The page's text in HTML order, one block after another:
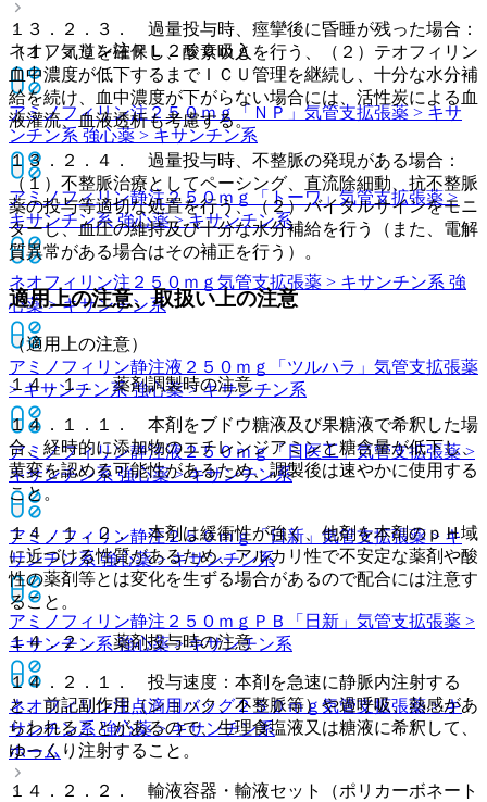
ネオフィリン注ＰＬ２５０ｍｇ
アミノフィリン注２５０ｍｇ「ＮＰ」気管支拡張薬 > キサ
ンチン系 強心薬 > キサンチン系
アミノフィリン静注２５０ｍｇ「トーワ」気管支拡張薬 >
キサンチン系 強心薬 > キサンチン系
ネオフィリン注２５０ｍｇ 気管支拡張薬 > キサンチン系 強
心薬 > キサンチン系
アミノフィリン静注液２５０ｍｇ「ツルハラ」 気管支拡張薬
> キサンチン系 強心薬 > キサンチン系
アミノフィリン静注液２５０ｍｇ「日医工」気管支拡張薬 >
キサンチン系 強心薬 > キサンチン系
アミノフィリン静注２５０ｍｇ「日新」 気管支拡張薬 > キ
サンチン系 強心薬 > キサンチン系
アミノフィリン静注２５０ｍｇＰＢ「日新」 気管支拡張薬 >
キサンチン系 強心薬 > キサンチン系
ネオフィリン注点滴用バッグ２５０ｍｇ 気管支拡張薬 > キ
サンチン系 強心薬 > キサンチン系
ホーム
１３．２．３． 過量投与時、痙攣後に昏睡が残った場合：
（１）気道を確保し、酸素吸入を行う、（２）テオフィリン
血中濃度が低下するまでＩＣＵ管理を継続し、十分な水分補
給を続け、血中濃度が下がらない場合には、活性炭による血
液灌流、血液透析も考慮する。
１３．２．４． 過量投与時、不整脈の発現がある場合：
（１）不整脈治療としてペーシング、直流除細動、抗不整脈
薬の投与等適切な処置を行う、（２）バイタルサインをモニ
ターし、血圧の維持及び十分な水分補給を行う（また、電解
質異常がある場合はその補正を行う）。
適用上の注意、取扱い上の注意
（適用上の注意）
１４．１． 薬剤調製時の注意
１４．１．１． 本剤をブドウ糖液及び果糖液で希釈した場
合、経時的に添加物のエチレンジアミンと糖含量が低下し、
黄変を認める可能性があるため、調製後は速やかに使用する
こと。
１４．１．２． 本剤は緩衝性が強く、他剤を本剤のｐＨ域
に近づける性質があるため、アルカリ性で不安定な薬剤や酸
性の薬剤等とは変化を生ずる場合があるので配合には注意す
ること。
１４．２． 薬剤投与時の注意
１４．２．１． 投与速度：本剤を急速に静脈内注射する
と、前記副作用（ショック、不整脈等）や過呼吸、熱感があ
らわれることがあるので、生理食塩液又は糖液に希釈して、
ゆっくり注射すること。
１４．２．２． 輸液容器・輸液セット（ポリカーボネート